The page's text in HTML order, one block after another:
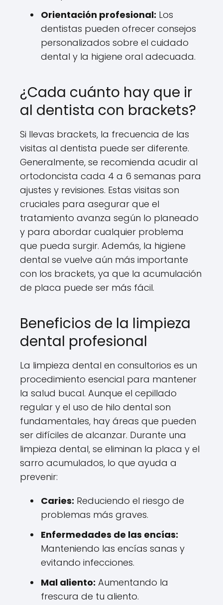
Orientación profesional: Los
dentistas pueden ofrecer consejos
personalizados sobre el cuidado
dental y la higiene oral adecuada.
¿Cada cuánto hay que ir
al dentista con brackets?
Si llevas brackets, la frecuencia de las
visitas al dentista puede ser diferente.
Generalmente, se recomienda acudir al
ortodoncista cada 4 a 6 semanas para
ajustes y revisiones. Estas visitas son
cruciales para asegurar que el
tratamiento avanza según lo planeado
y para abordar cualquier problema
que pueda surgir. Además, la higiene
dental se vuelve aún más importante
con los brackets, ya que la acumulación
de placa puede ser más fácil.
Beneficios de la limpieza
dental profesional
La limpieza dental en consultorios es un
procedimiento esencial para mantener
la salud bucal. Aunque el cepillado
regular y el uso de hilo dental son
fundamentales, hay áreas que pueden
ser difíciles de alcanzar. Durante una
limpieza dental, se eliminan la placa y el
sarro acumulados, lo que ayuda a
prevenir:
Caries: Reduciendo el riesgo de
problemas más graves.
Enfermedades de las encías:
Manteniendo las encías sanas y
evitando infecciones.
Mal aliento: Aumentando la
frescura de tu aliento.